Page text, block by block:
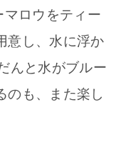
ロウをティー
意し、水に浮か
んと水がブルー
のも、また楽し